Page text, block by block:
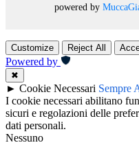
powered by
Customize Reject All
Powered by
✖
► Cookie Necessari Sempre
I cookie necessari abilitano
sicuri e regolazioni delle
dati personali.
Nessuno